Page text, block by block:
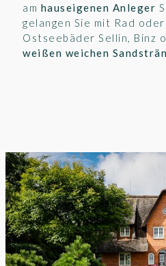
am hauseigenen Anleger
gelangen Sie mit Rad
Ostseebäder Sellin, Binz
weißen weichen